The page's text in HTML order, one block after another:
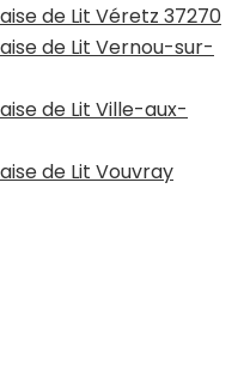
de Lit Véretz 37270
de Lit Vernou-sur-
de Lit Ville-aux-
de Lit Vouvray